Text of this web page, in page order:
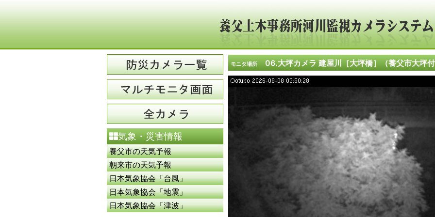
気象・災害情報
養父市の天気予報
朝来市の天気予報
日本気象協会「台風」
日本気象協会「地震」
日本気象協会「津波」
モニタ場所06.大坪カメラ 建屋川［大坪橋］（養父市大坪